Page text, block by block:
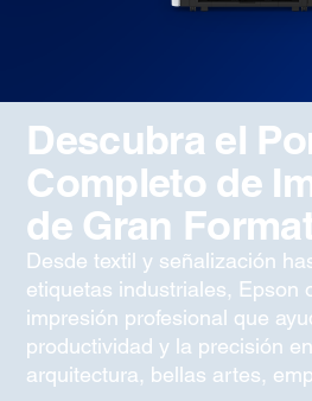
Descubra el
Completo de
de Gran
Desde textil y señalización
etiquetas industriales, Epson
impresión profesional que
productividad y la precisión
arquitectura, bellas artes,